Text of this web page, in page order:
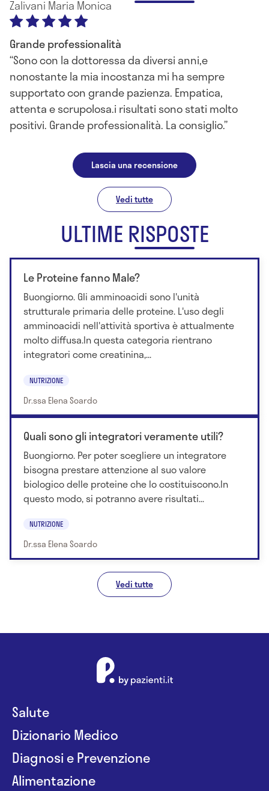
Zalivani Maria Monica
Grande professionalità
Sono con la dottoressa da diversi anni,e
nonostante la mia incostanza mi ha sempre
supportato con grande pazienza. Empatica,
attenta e scrupolosa.i risultati sono stati molto
positivi. Grande professionalità. La consiglio.
Lascia una recensione
Vedi tutte
ULTIME RISPOSTE
Le Proteine fanno Male?
Buongiorno. Gli amminoacidi sono l'unità
strutturale primaria delle proteine. L'uso degli
amminoacidi nell'attività sportiva è attualmente
molto diffusa.In questa categoria rientrano
integratori come creatinina,...
NUTRIZIONE
Dr.ssa Elena Soardo
Quali sono gli integratori veramente utili?
Buongiorno. Per poter scegliere un integratore
bisogna prestare attenzione al suo valore
biologico delle proteine che lo costituiscono.In
questo modo, si potranno avere risultati...
NUTRIZIONE
Dr.ssa Elena Soardo
Vedi tutte
Salute
Dizionario Medico
Diagnosi e Prevenzione
Alimentazione